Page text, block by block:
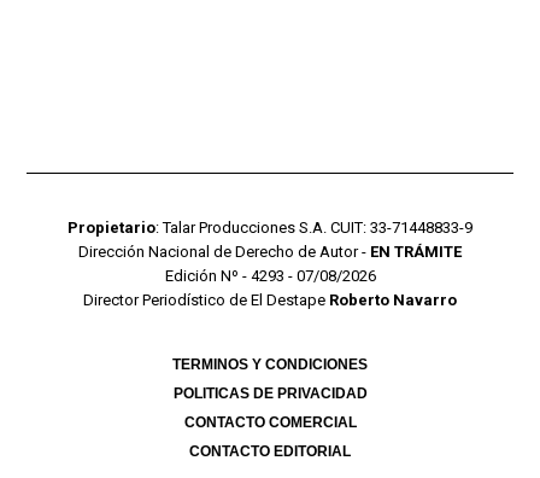
Propietario: Talar Producciones S.A. CUIT: 33-71448833-9
Dirección Nacional de Derecho de Autor - EN TRÁMITE
Edición Nº - 4293 - 07/08/2026
Director Periodístico de El Destape Roberto Navarro
TERMINOS Y CONDICIONES
POLITICAS DE PRIVACIDAD
CONTACTO COMERCIAL
CONTACTO EDITORIAL